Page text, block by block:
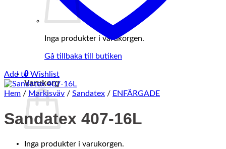
Inga produkter i varukorgen.
Gå tillbaka till butiken
0
Varukorg
Inga produkter i varukorgen.
Add to Wishlist
Hem / Markisväv / Sandatex / ENFÄRGADE
Sandatex 407-16L